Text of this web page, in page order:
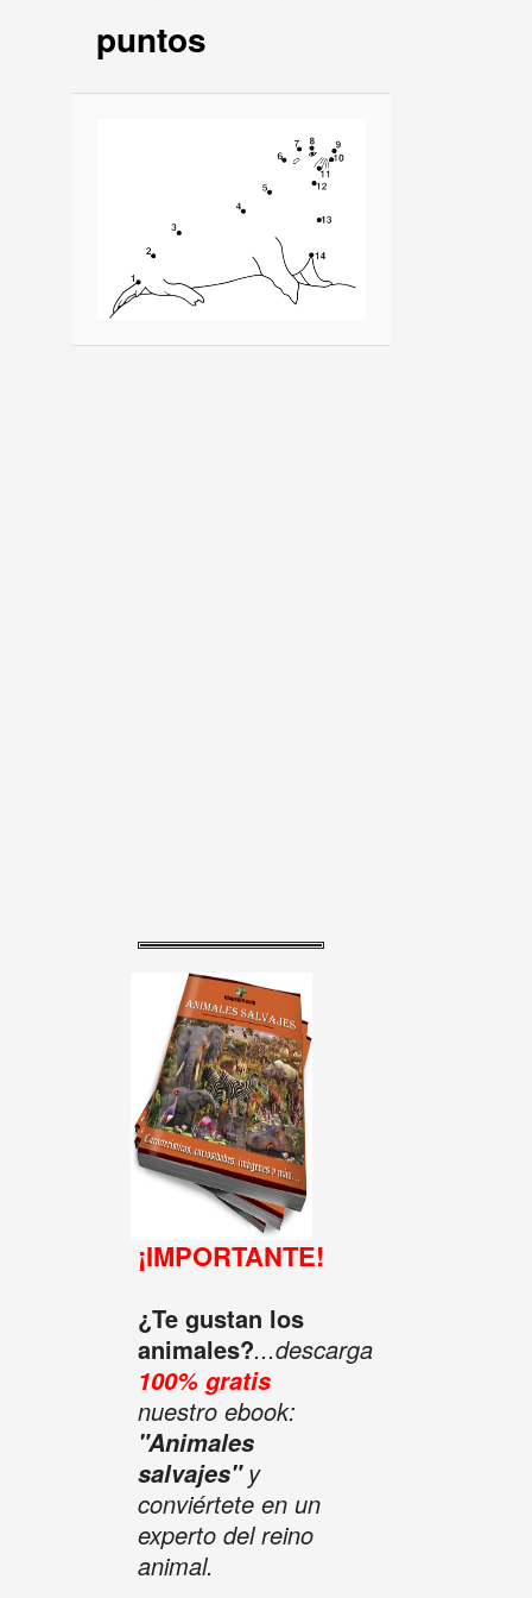
puntos
¡IMPORTANTE!
¿Te gustan los
animales?...descarga
100% gratis
nuestro ebook:
"Animales
salvajes"y
conviértete en un
experto del reino
animal.